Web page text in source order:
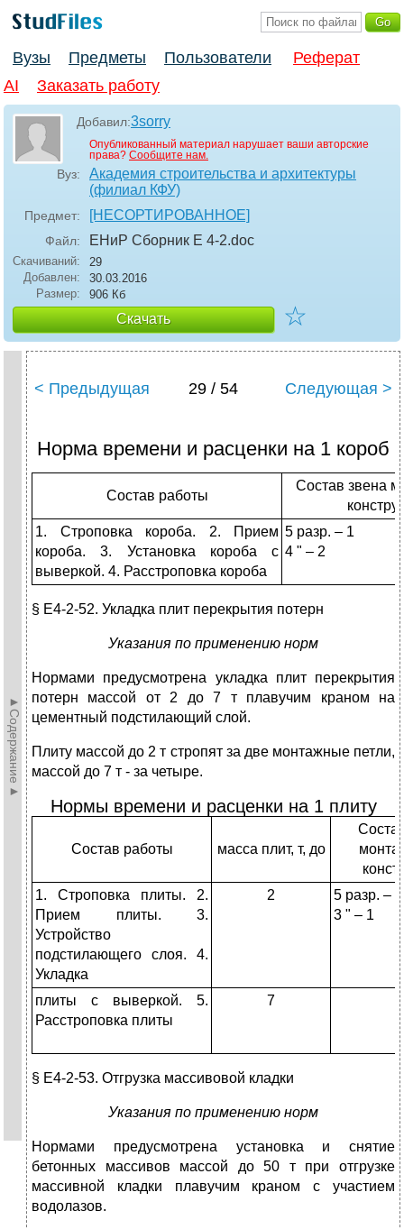
Вузы Предметы Пользователи
Реферат
AI
Заказать работу
Добавил:3sorry
Опубликованный материал нарушает ваши авторские
права? Сообщите нам.
Вуз:
Академия строительства и архитектуры
(филиал КФУ)
Предмет: [НЕСОРТИРОВАННОЕ]
Файл: ЕНиР Сборник Е 4-2.doc
Скачиваний:
29
Добавлен:
30.03.2016
Размер:
906 Кб
Скачать ☆
►Содержание►
< Предыдущая 29 / 54 Следующая >
Норма времени и расценки на 1 короб
Состав работы
Состав звена
1. Строповка короба. 2. Прием
короба. 3. Установка короба с
выверкой. 4. Расстроповка короба
5 разр. – 1
4 " – 2
§ Е4-2-52. Укладка плит перекрытия потерн
Указания по применению норм
Нормами предусмотрена укладка плит перекрытия
потерн массой от 2 до 7 т плавучим краном на
цементный подстилающий слой.
Плиту массой до 2 т стропят за две монтажные петли,
массой до 7 т - за четыре.
Нормы времени и расценки на 1 плиту
Состав работы масса плит, т, до
1. Строповка плиты. 2.
Прием плиты. 3.
Устройство
подстилающего слоя. 4.
Укладка
2
5 разр. – 1
3 " – 1
плиты с выверкой. 5.
Расстроповка плиты
7
§ Е4-2-53. Отгрузка массивовой кладки
Указания по применению норм
Нормами предусмотрена установка и снятие
бетонных массивов массой до 50 т при отгрузке
массивной кладки плавучим краном с участием
водолазов.